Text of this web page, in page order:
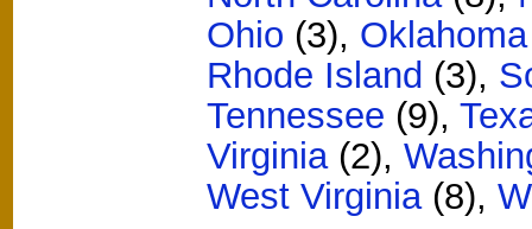
Ohio (3), Oklahoma
Rhode Island (3),
Tennessee (9),
Virginia(2),
West Virginia(8),